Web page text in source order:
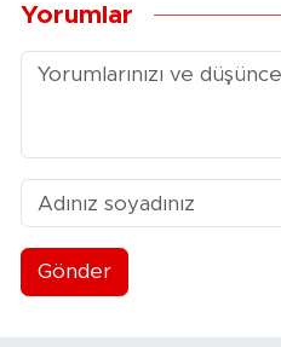
Yorumlar
Gönder